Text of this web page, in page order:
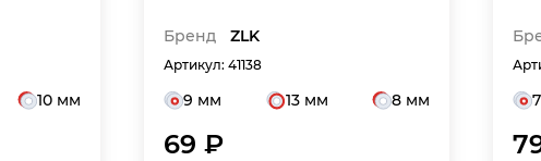
10 мм
Бренд ZLK
Артикул: 41138
9 мм 13 мм 8 мм
69 ₽